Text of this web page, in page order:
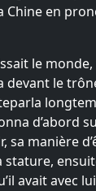
Chine en
le
devant le
d’abord
sa manière
stature,
avait avec